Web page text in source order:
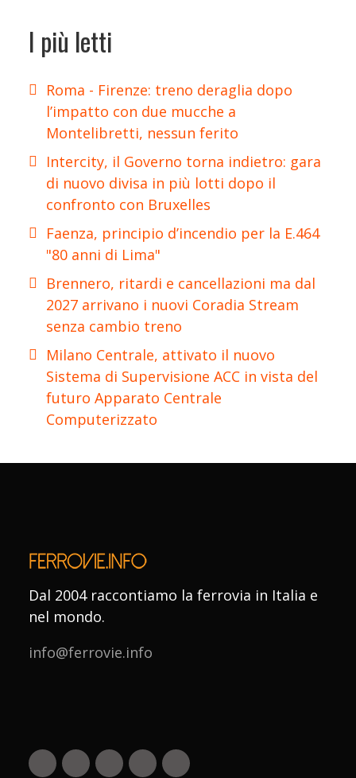
I più letti
Roma - Firenze: treno deraglia dopo
l’impatto con due mucche a
Montelibretti, nessun ferito
Intercity, il Governo torna indietro: gara
di nuovo divisa in più lotti dopo il
confronto con Bruxelles
Faenza, principio d’incendio per la E.464
"80 anni di Lima"
Brennero, ritardi e cancellazioni ma dal
2027 arrivano i nuovi Coradia Stream
senza cambio treno
Milano Centrale, attivato il nuovo
Sistema di Supervisione ACC in vista del
futuro Apparato Centrale
Computerizzato
Dal 2004 raccontiamo la ferrovia in Italia e
nel mondo.
info@ferrovie.info